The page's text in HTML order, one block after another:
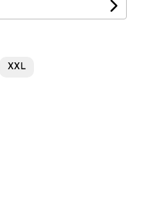
XXL